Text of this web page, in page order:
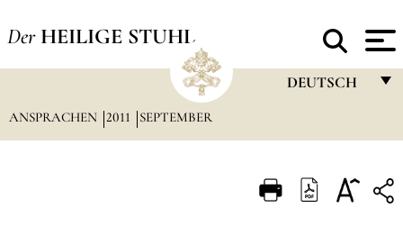
Der HEILIGE STUHL
DEUTSCH
ITALIANO
ANSPRACHEN 2011 SEPTEMBER